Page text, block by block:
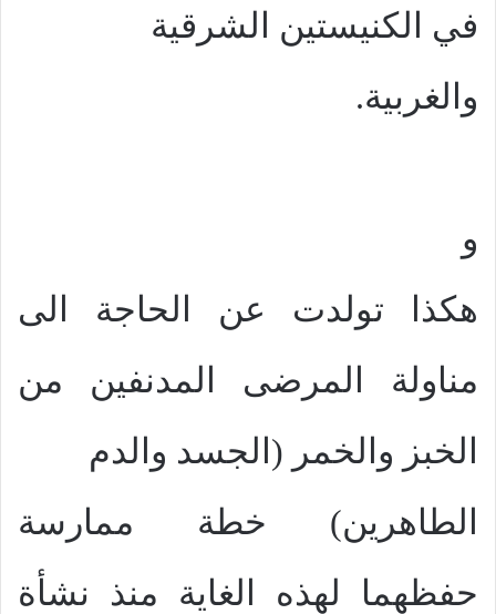
في الكنيستين الشرقية
والغربية.
و
هكذا تولدت عن الحاجة الى
مناولة المرضى المدنفين من
الخبز والخمر (الجسد والدم
الطاهرين) خطة ممارسة
حفظهما لهذه الغاية منذ نشأة